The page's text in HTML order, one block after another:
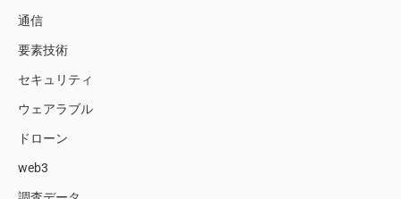
通信
要素技術
セキュリティ
ウェアラブル
ドローン
web3